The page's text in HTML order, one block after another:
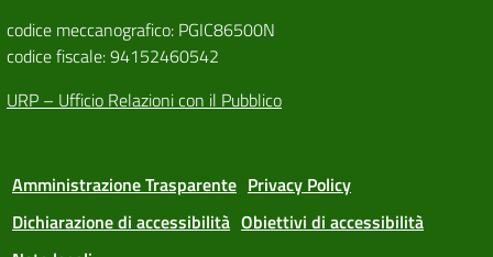
codice meccanografico: PGIC86500N
codice fiscale: 94152460542
URP – Ufficio Relazioni con il Pubblico
Amministrazione Trasparente Privacy Policy
Dichiarazione di accessibilità Obiettivi di accessibilità